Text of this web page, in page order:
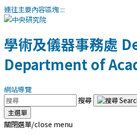
連往主要內容區塊:::
學術及儀器事務處
Department of
網站導覽
搜尋
主選單
關閉選單/close menu